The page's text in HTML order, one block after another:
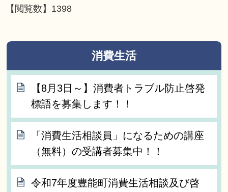
【閲覧数】 1398
消費生活
【8月3日～】消費者トラブル防止啓発
標語を募集します！！
「消費生活相談員」になるための講座
（無料）の受講者募集中！！
令和7年度豊能町消費生活相談及び啓